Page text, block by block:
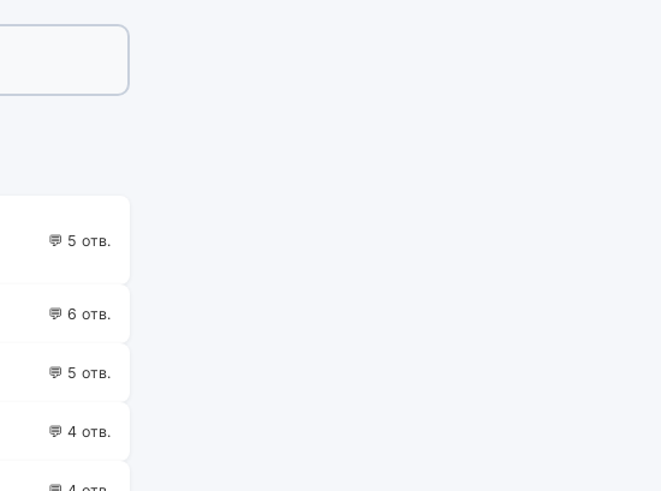
💬 5 отв.
💬 6 отв.
💬 5 отв.
💬 4 отв.